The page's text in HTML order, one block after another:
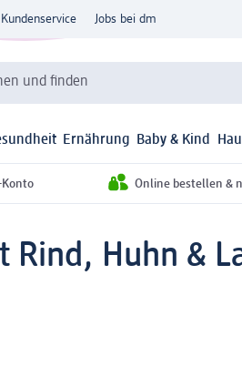
Kundenservice Jobs bei dm
und finden
Ernährung Baby & Kind
Konto Online bestellen &
Rind, Huhn &